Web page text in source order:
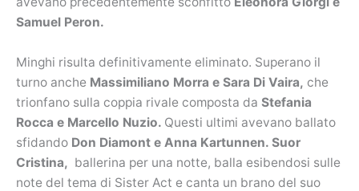
Samuel Peron.
Minghi risulta definitivamente eliminato. Superano il
turno anche Massimiliano Morra e Sara Di Vaira, che
trionfano sulla coppia rivale composta da Stefania
Rocca e Marcello Nuzio. Questi ultimi avevano ballato
sfidando Don Diamont e Anna Kartunnen. Suor
Cristina, ballerina per una notte, balla esibendosi sulle
note del tema di Sister Act e canta un brano del suo